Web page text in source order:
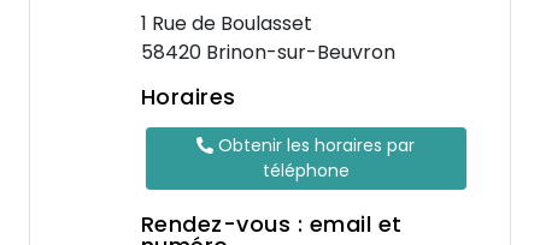
1 Rue de Boulasset
58420 Brinon-sur-Beuvron
Horaires
Obtenir les horaires par
téléphone
Rendez-vous : email et